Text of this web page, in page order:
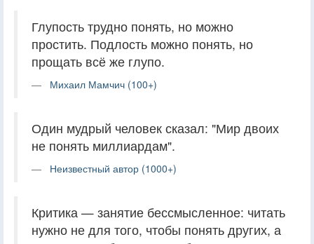
Глупость трудно понять, но можно
простить. Подлость можно понять, но
прощать всё же глупо.
Михаил Мамчич (100+)
Один мудрый человек сказал: "Мир двоих
не понять миллиардам".
Неизвестный автор (1000+)
Критика — занятие бессмысленное: читать
нужно не для того, чтобы понять других, а